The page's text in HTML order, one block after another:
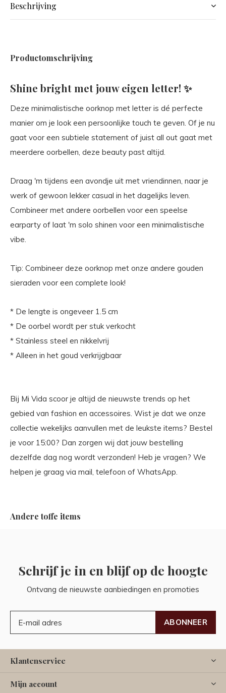
Beschrijving
Productomschrijving
Shine bright met jouw eigen letter! ✨
Deze minimalistische oorknop met letter is dé perfecte
manier om je look een persoonlijke touch te geven. Of je nu
gaat voor een subtiele statement of juist all out gaat met
meerdere oorbellen, deze beauty past altijd.
Draag 'm tijdens een avondje uit met vriendinnen, naar je
werk of gewoon lekker casual in het dagelijks leven.
Combineer met andere oorbellen voor een speelse
earparty of laat 'm solo shinen voor een minimalistische
vibe.
Tip: Combineer deze oorknop met onze andere gouden
sieraden voor een complete look!
* De lengte is ongeveer 1.5 cm
* De oorbel wordt per stuk verkocht
* Stainless steel en nikkelvrij
* Alleen in het goud verkrijgbaar
Bij Mi Vida scoor je altijd de nieuwste trends op het
gebied van fashion en accessoires. Wist je dat we onze
collectie wekelijks aanvullen met de leukste items? Bestel
je voor 15:00? Dan zorgen wij dat jouw bestelling
dezelfde dag nog wordt verzonden! Heb je vragen? We
helpen je graag via mail, telefoon of WhatsApp.
Andere toffe items
Schrijf je in en blijf op de hoogte
Ontvang de nieuwste aanbiedingen en promoties
ABONNEER
Klantenservice
Mijn account